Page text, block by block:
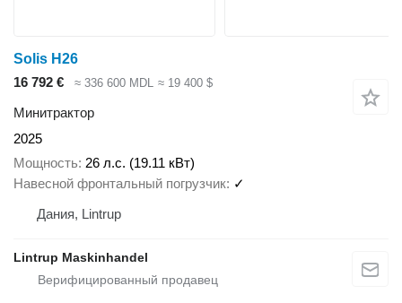
Solis H26
16 792 €
≈ 336 600 MDL ≈ 19 400 $
Минитрактор
2025
Мощность 26 л.с. (19.11 кВт)
Навесной фронтальный погрузчик ✓
Дания, Lintrup
Lintrup Maskinhandel